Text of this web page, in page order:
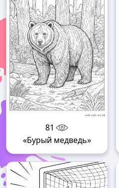
81
«Бурый медведь»